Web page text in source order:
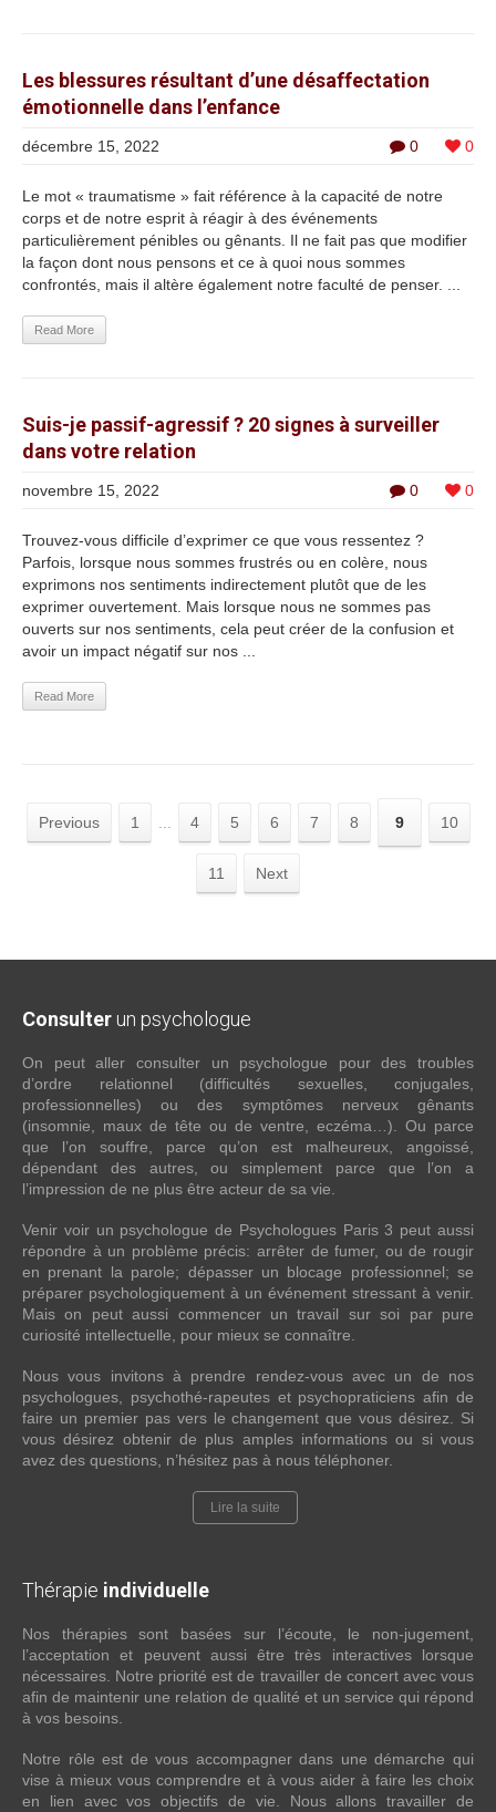
Les blessures résultant d’une désaffectation
émotionnelle dans l’enfance
0 0
décembre 15, 2022
Le mot « traumatisme » fait référence à la capacité de notre
corps et de notre esprit à réagir à des événements
particulièrement pénibles ou gênants. Il ne fait pas que modifier
la façon dont nous pensons et ce à quoi nous sommes
confrontés, mais il altère également notre faculté de penser. ...
Read More
Suis-je passif-agressif ? 20 signes à surveiller
dans votre relation
0 0
novembre 15, 2022
Trouvez-vous difficile d’exprimer ce que vous ressentez ?
Parfois, lorsque nous sommes frustrés ou en colère, nous
exprimons nos sentiments indirectement plutôt que de les
exprimer ouvertement. Mais lorsque nous ne sommes pas
ouverts sur nos sentiments, cela peut créer de la confusion et
avoir un impact négatif sur nos ...
Read More
Previous 1 4 5 6 7 8 9 10
11 Next
Consulter un psychologue
On peut aller consulter un psychologue pour des troubles
d’ordre relationnel (difficultés sexuelles, conjugales,
professionnelles) ou des symptômes nerveux gênants
(insomnie, maux de tête ou de ventre, eczéma…). Ou parce
que l’on souffre, parce qu’on est malheureux, angoissé,
dépendant des autres, ou simplement parce que l’on a
l’impression de ne plus être acteur de sa vie.
Venir voir un psychologue de Psychologues Paris 3 peut aussi
répondre à un problème précis: arrêter de fumer, ou de rougir
en prenant la parole; dépasser un blocage professionnel; se
préparer psychologiquement à un événement stressant à venir.
Mais on peut aussi commencer un travail sur soi par pure
curiosité intellectuelle, pour mieux se connaître.
Nous vous invitons à prendre rendez-vous avec un de nos
psychologues, psychothé-rapeutes et psychopraticiens afin de
faire un premier pas vers le changement que vous désirez. Si
vous désirez obtenir de plus amples informations ou si vous
avez des questions, n’hésitez pas à nous téléphoner.
Lire la suite
Thérapie individuelle
Nos thérapies sont basées sur l’écoute, le non-jugement,
l’acceptation et peuvent aussi être très interactives lorsque
nécessaires. Notre priorité est de travailler de concert avec vous
afin de maintenir une relation de qualité et un service qui répond
à vos besoins.
Notre rôle est de vous accompagner dans une démarche qui
vise à mieux vous comprendre et à vous aider à faire les choix
en lien avec vos objectifs de vie. Nous allons travailler de